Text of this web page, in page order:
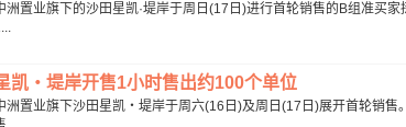
洲置业旗下的沙田星凯·堤岸于周日(17日)进行首轮销售的B组准买
凯‧堤岸开售1小时售出约100个单位
洲置业旗下沙田星凯‧堤岸于周六(16日)及周日(17日)展开首轮销